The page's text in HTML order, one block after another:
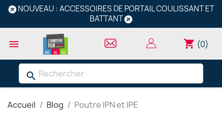
NOUVEAU : ACCESSOIRES DE PORTAIL COULISSANT ET
BATTANT
 shopping_cart (0)
search
Accueil Blog Poutre IPN et IPE